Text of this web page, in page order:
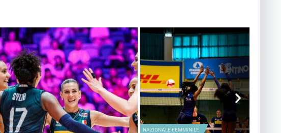
NAZIONALE FEMMINILE